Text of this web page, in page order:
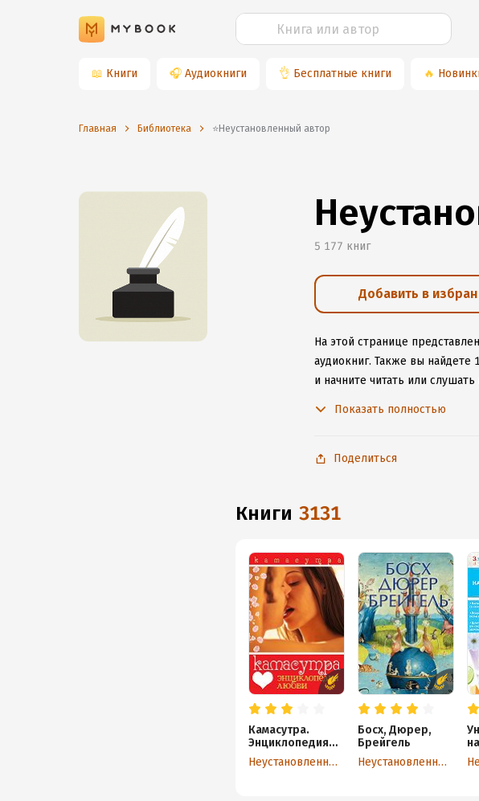
📖 Книги 🎧 Аудиокниги 👌 Бесплатные книги 🔥
Главная Библиотека ⭐️Неустановленный автор
5 177 книг
Добавить в
На этой странице
аудиокниг. Также вы найдете
и начните читать или
Показать полностью
Поделиться
книги 3131
Камасутра.
Энциклопедия
любви
Неустановленный автор
Босх, Дюрер,
Брейгель
Неустановленный автор